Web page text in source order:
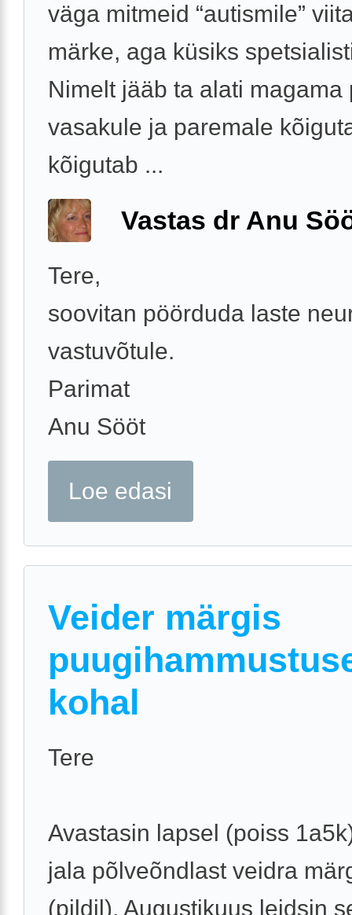
väga mitmeid “autismile”
märke, aga küsiks
Nimelt jääb ta alati magama
vasakule ja paremale
kõigutab ...
Vastas dr Anu
Tere,
soovitan pöörduda laste
vastuvõtule.
Parimat
Anu Sööt
Loe edasi
Veider märgis
kohal
Tere
Avastasin lapsel (poiss
jala põlveõndlast veidra
(pildil). Augustikuus leidsin